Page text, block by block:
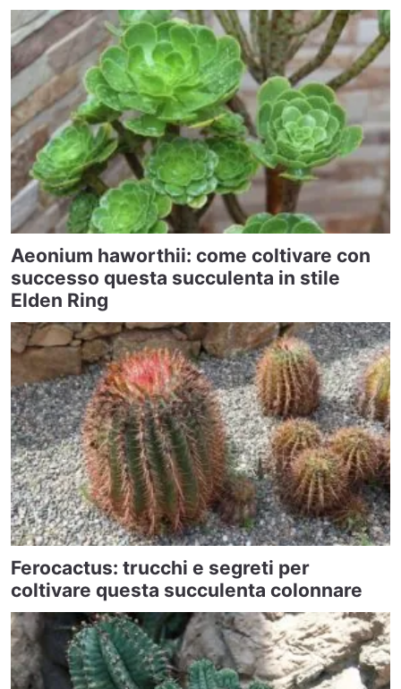
Aeonium haworthii: come coltivare con
successo questa succulenta in stile
Elden Ring
Ferocactus: trucchi e segreti per
coltivare questa succulenta colonnare